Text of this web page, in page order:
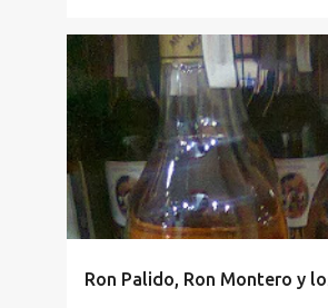
Ron Palido, Ron Montero y
CATA DE RON